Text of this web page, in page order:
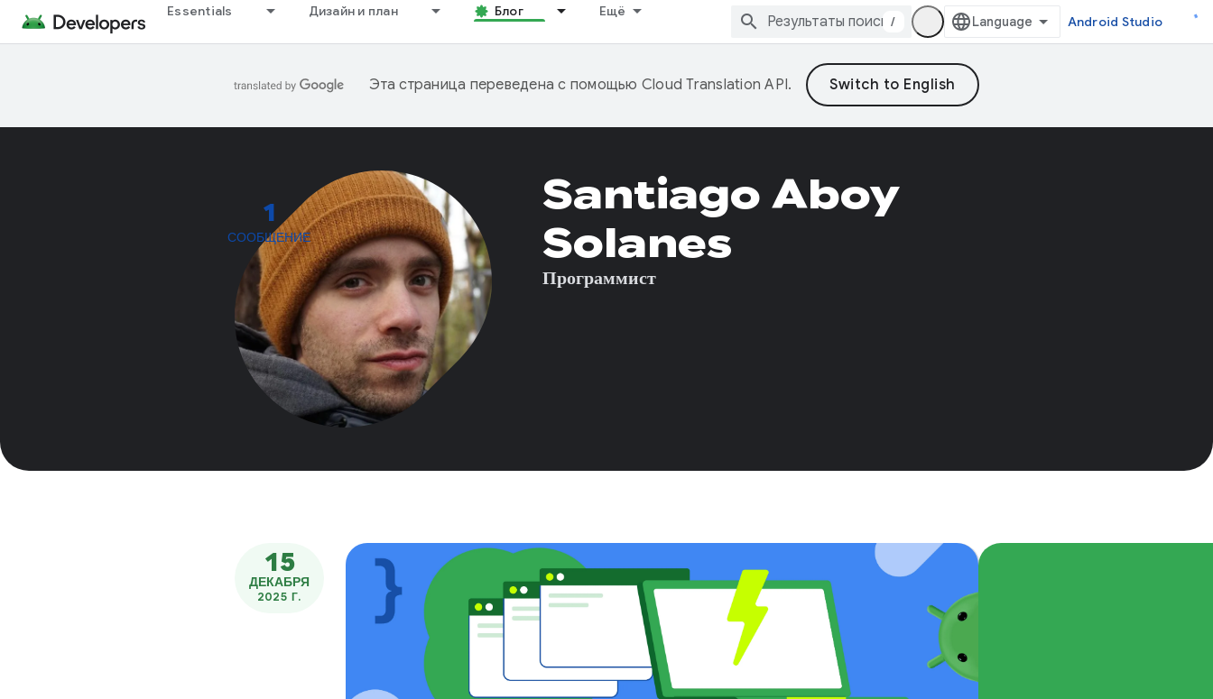
Essentials Дизайн и план Блог Ещё
/ Android Studio
Эта страница переведена с помощью Cloud Translation API.
1
СООБЩЕНИЕ
Santiago Aboy
Solanes
Программист
15
ДЕКАБРЯ
2025 Г.